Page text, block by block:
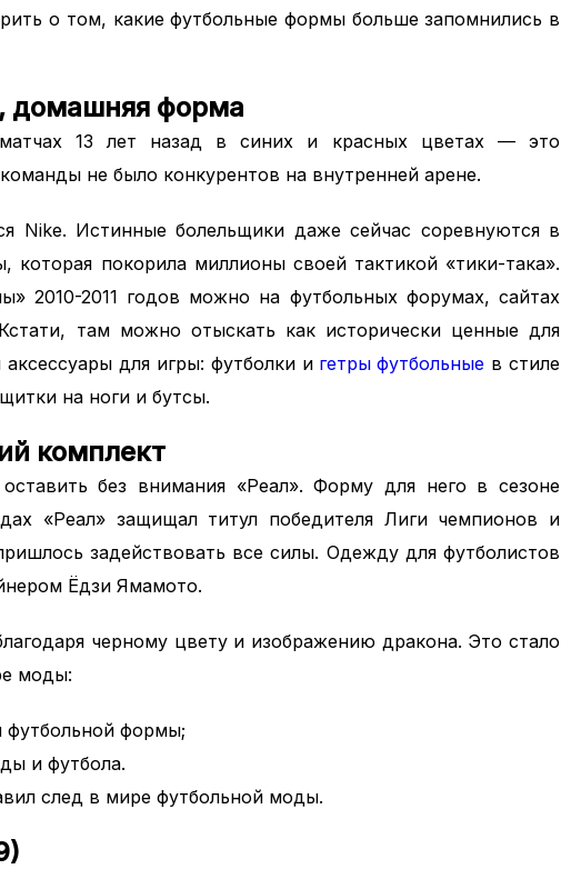
о том, какие футбольные формы больше запомнились в
домашняя форма
13 лет назад в синих и красных цветах — это
не было конкурентов на внутренней арене.
Nike. Истинные болельщики даже сейчас соревнуются в
покорила миллионы своей тактикой «тики-така».
2010-2011 годов можно на футбольных форумах, сайтах
там можно отыскать как исторически ценные для
для игры: футболки и гетры футбольные в стиле
на ноги и бутсы.
комплект
без внимания «Реал». Форму для него в сезоне
«Реал» защищал титул победителя Лиги чемпионов и
задействовать все силы. Одежду для футболистов
Ёдзи Ямамото.
черному цвету и изображению дракона. Это стало
моды:
футбольной формы;
и футбола.
след в мире футбольной моды.